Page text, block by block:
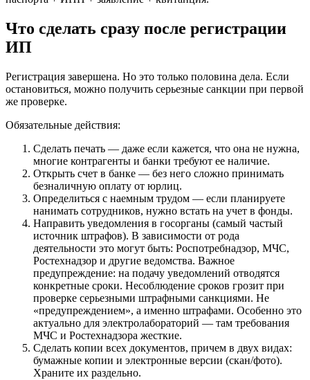
Что сделать сразу после регистрации
ИП
Регистрация завершена. Но это только половина дела. Если
остановиться, можно получить серьезные санкции при первой
же проверке.
Обязательные действия:
Сделать печать — даже если кажется, что она не нужна,
многие контрагенты и банки требуют ее наличие.
Открыть счет в банке — без него сложно принимать
безналичную оплату от юрлиц.
Определиться с наемным трудом — если планируете
нанимать сотрудников, нужно встать на учет в фонды.
Направить уведомления в госорганы (самый частый
источник штрафов). В зависимости от рода
деятельности это могут быть: Роспотребнадзор, МЧС,
Ростехнадзор и другие ведомства. Важное
предупреждение: на подачу уведомлений отводятся
конкретные сроки. Несоблюдение сроков грозит при
проверке серьезными штрафными санкциями. Не
«предупреждением», а именно штрафами. Особенно это
актуально для электролабораторий — там требования
МЧС и Ростехнадзора жесткие.
Сделать копии всех документов, причем в двух видах:
бумажные копии и электронные версии (скан/фото).
Храните их раздельно.